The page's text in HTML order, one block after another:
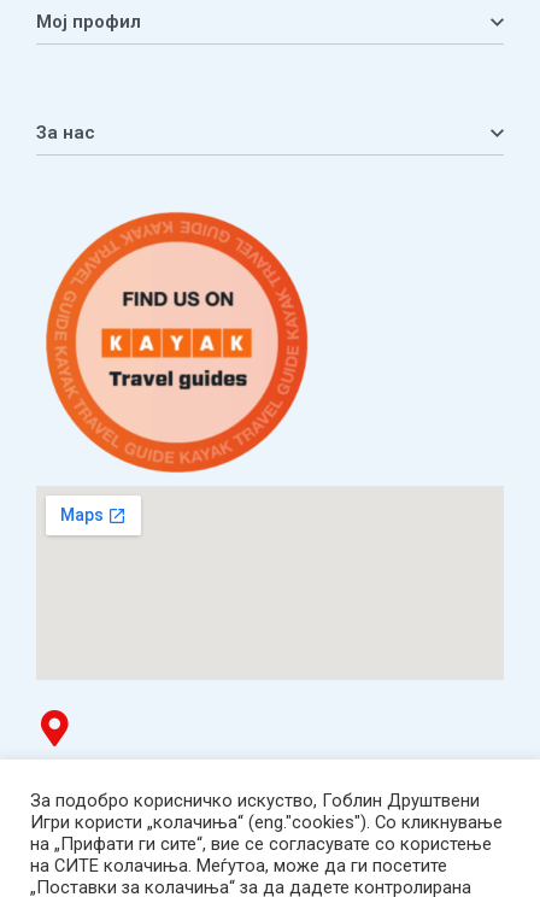
Мој профил
Листа на желби
За нас
Услови за плаќање и испорака
Наши партнери
ТЦ Буњаковец - 1. кат, Скопје.
Tел: 078 669 482
Работно време: пон-пет 12:00-19:00 /саб 12:00-17:00
2001-2026 Goblin Games, All Rights Reserved.
За подобро корисничко искуство, Гоблин Друштвени
Игри користи „колачиња“ (eng."cookies"). Со кликнување
на „Прифати ги сите“, вие се согласувате со користење
на СИТЕ колачиња. Меѓутоа, може да ги посетите
„Поставки за колачиња“ за да дадете контролирана